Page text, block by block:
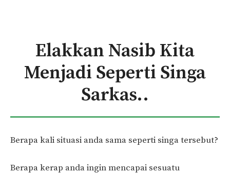
Elakkan Nasib Kita
Menjadi Seperti Singa
Sarkas..
Berapa kali situasi anda sama seperti singa tersebut?
Berapa kerap anda ingin mencapai sesuatu